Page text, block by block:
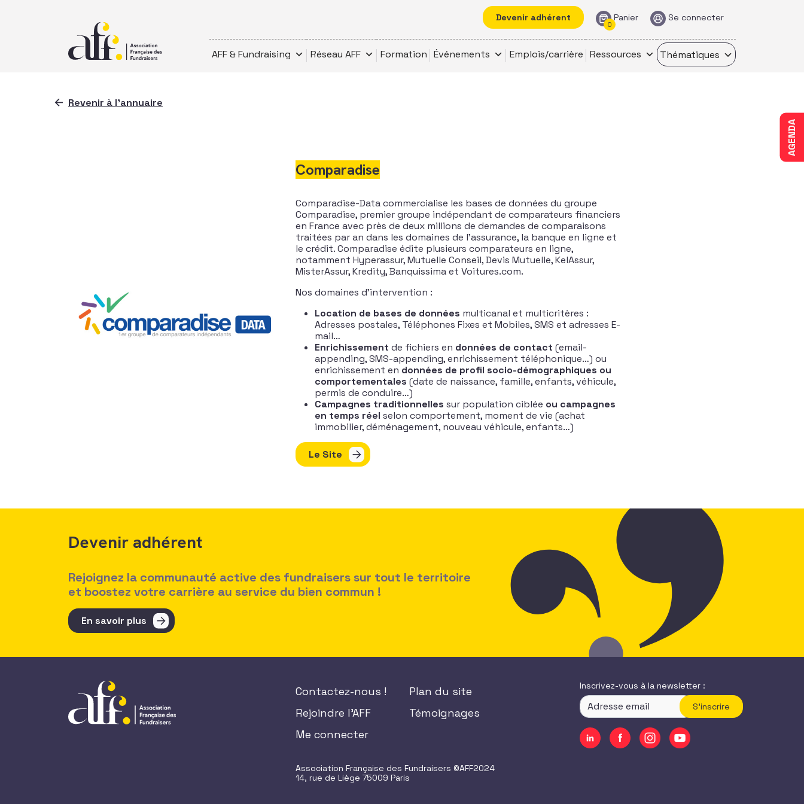
Devenir adhérent Panier
0
Se connecter
AFF & Fundraising Réseau AFF Formation Événements Emplois/carrière Ressources Thématiques
AGENDA
Revenir à l'annuaire
Comparadise
Comparadise-Data commercialise les bases de données du groupe
Comparadise, premier groupe indépendant de comparateurs financiers
en France avec près de deux millions de demandes de comparaisons
traitées par an dans les domaines de l’assurance, la banque en ligne et
le crédit. Comparadise édite plusieurs comparateurs en ligne,
notamment Hyperassur, Mutuelle Conseil, Devis Mutuelle, KelAssur,
MisterAssur, Kredity, Banquissima et Voitures.com.
Nos domaines d’intervention :
Location de bases de données multicanal et multicritères :
Adresses postales, Téléphones Fixes et Mobiles, SMS et adresses E-
mail…
Enrichissement de fichiers en données de contact (email-
appending, SMS-appending, enrichissement téléphonique…) ou
enrichissement en données de profil socio-démographiques ou
comportementales (date de naissance, famille, enfants, véhicule,
permis de conduire…)
Campagnes traditionnelles sur population ciblée ou campagnes
en temps réel selon comportement, moment de vie (achat
immobilier, déménagement, nouveau véhicule, enfants…)
Le Site
Devenir adhérent
Rejoignez la communauté active des fundraisers sur tout le territoire
et boostez votre carrière au service du bien commun !
En savoir plus
Contactez-nous !
Rejoindre l'AFF
Me connecter
Plan du site
Témoignages
Association Française des Fundraisers ©AFF2024
14, rue de Liège 75009 Paris
Inscrivez-vous à la newsletter :
S'inscrire